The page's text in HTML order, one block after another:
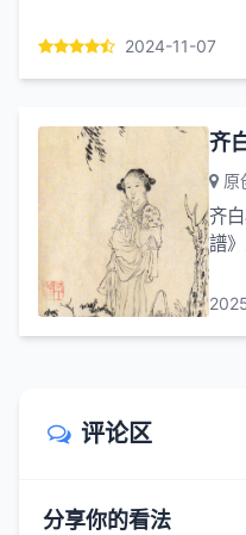
2024-11-07
原
齐
譜
齐
评论区
分享你的看法